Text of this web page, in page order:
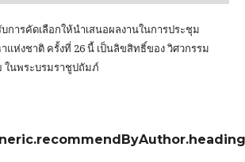
ารคัดเลือกให้นำเสนอผลงานในการประชุม
แห่งชาติ ครั้งที่ 26 นี้ เป็นลิขสิทธิ์ของวิศวกรรม
ในพระบรมราชูปถัมภ์